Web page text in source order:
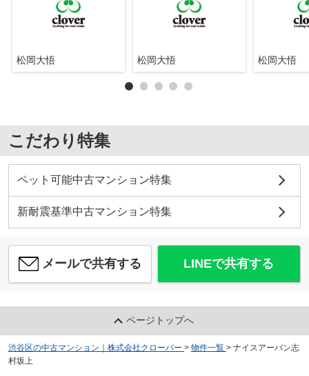
松岡大悟 松岡大悟 松岡大悟
こだわり特集
ペット可能中古マンション特集
新耐震基準中古マンション特集
メールで共有する LINEで共有する
ページトップへ
渋谷区の中古マンション｜株式会社クローバー > 物件一覧 > ナイスアーバン志
村坂上